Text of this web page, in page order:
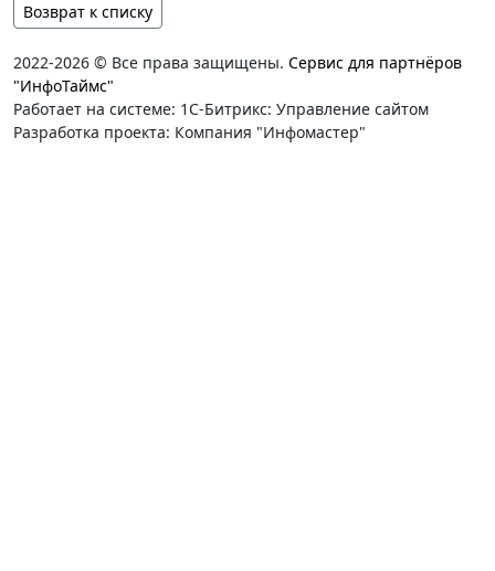
Возврат к списку
2022-2026 © Все права защищены. Сервис для партнёров
"ИнфоТаймс"
Работает на системе: 1С-Битрикс: Управление сайтом
Разработка проекта: Компания "Инфомастер"